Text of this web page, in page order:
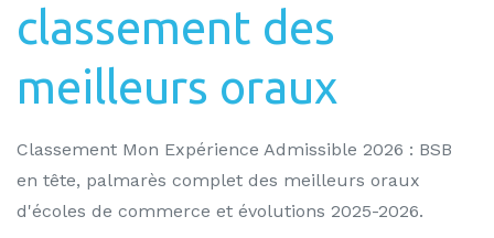
classement des
meilleurs oraux
Classement Mon Expérience Admissible 2026 : BSB
en tête, palmarès complet des meilleurs oraux
d'écoles de commerce et évolutions 2025-2026.